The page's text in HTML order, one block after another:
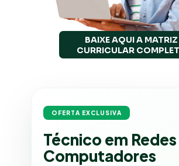
BAIXE AQUI A MATRIZ
CURRICULAR
OFERTA EXCLUSIVA
Técnico em
Computadores